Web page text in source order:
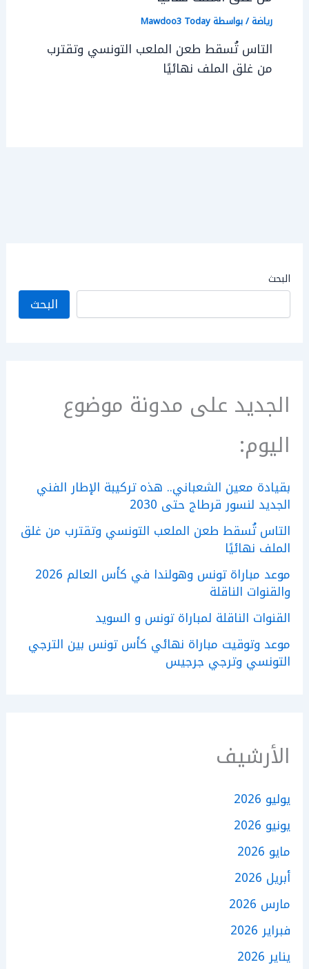
رياضة/ بواسطةMawdoo3 Today
التاس تُسقط طعن الملعب التونسي وتقترب
من غلق الملف نهائيًا
البحث
البحث
الجديد على مدونة موضوع
اليوم:
بقيادة معين الشعباني.. هذه تركيبة الإطار الفني
الجديد لنسور قرطاج حتى 2030
التاس تُسقط طعن الملعب التونسي وتقترب من غلق
الملف نهائيًا
موعد مباراة تونس وهولندا في كأس العالم 2026
والقنوات الناقلة
القنوات الناقلة لمباراة تونس و السويد
موعد وتوقيت مباراة نهائي كأس تونس بين الترجي
التونسي وترجي جرجيس
الأرشيف
يوليو 2026
يونيو 2026
مايو 2026
أبريل 2026
مارس 2026
فبراير 2026
يناير 2026